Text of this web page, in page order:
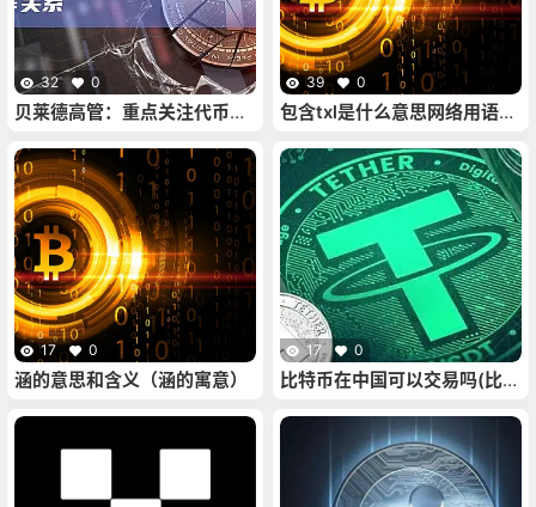
32 0
贝莱德高管：重点关注代币化
39 0
包含txl是什么意思网络用语的
17 0
涵的意思和含义（涵的寓意）
17 0
比特币在中国可以交易吗(比特